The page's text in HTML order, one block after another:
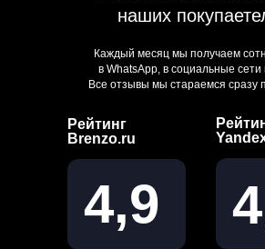
наших
Каждый месяц мы получаем
в WhatsApp, в социальные сети
Все отзывы мы стараемся сразу
4,9
Рейтинг
Brenzo.ru